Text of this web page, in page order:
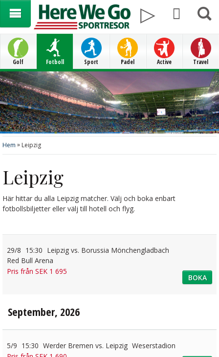
Golf Fotboll Sport Padel Active Travel
Hem » Leipzig
Leipzig
Här hittar du alla Leipzig matcher. Välj och boka enbart
fotbollsbiljetter eller välj till hotell och flyg.
29/8 15:30 Leipzig vs. Borussia Mönchengladbach
Red Bull Arena
Pris från SEK 1 695
BOKA
September, 2026
5/9 15:30 Werder Bremen vs. Leipzig Weserstadion